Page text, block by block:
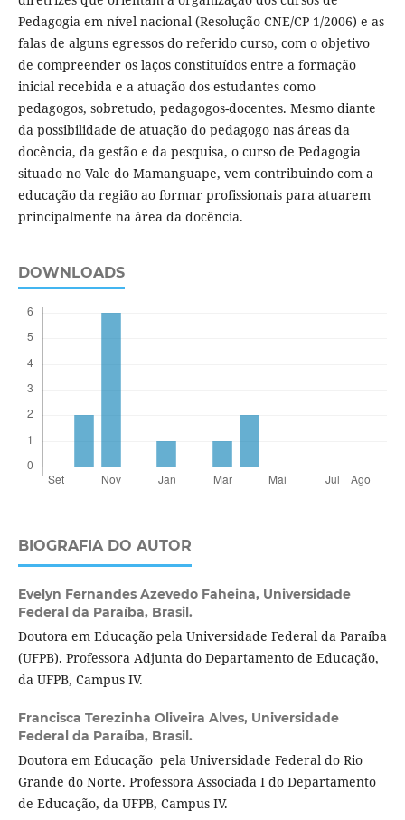
Pedagogia em nível nacional (Resolução CNE/CP 1/2006) e as
falas de alguns egressos do referido curso, com o objetivo
de compreender os laços constituídos entre a formação
inicial recebida e a atuação dos estudantes como
pedagogos, sobretudo, pedagogos-docentes. Mesmo diante
da possibilidade de atuação do pedagogo nas áreas da
docência, da gestão e da pesquisa, o curso de Pedagogia
situado no Vale do Mamanguape, vem contribuindo com a
educação da região ao formar profissionais para atuarem
principalmente na área da docência.
DOWNLOADS
BIOGRAFIA DO AUTOR
Evelyn Fernandes Azevedo Faheina, Universidade
Federal da Paraíba, Brasil.
Doutora em Educação pela Universidade Federal da Paraíba
(UFPB). Professora Adjunta do Departamento de Educação,
da UFPB, Campus IV.
Francisca Terezinha Oliveira Alves, Universidade
Federal da Paraíba, Brasil.
Doutora em Educação pela Universidade Federal do Rio
Grande do Norte. Professora Associada I do Departamento
de Educação, da UFPB, Campus IV.